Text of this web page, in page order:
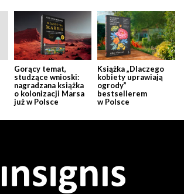
Gorący temat,
studzące wnioski:
nagradzana książka
o kolonizacji Marsa
już w Polsce
Książka „Dlaczego
kobiety uprawiają
ogrody”
bestsellerem
w Polsce